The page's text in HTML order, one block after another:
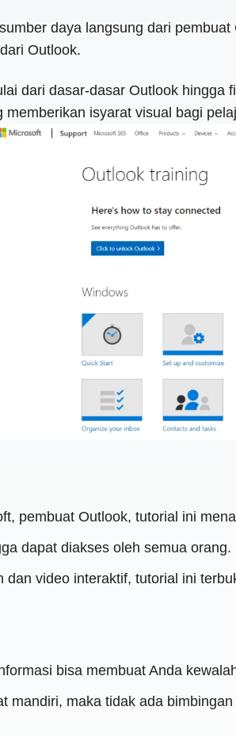
daya langsung dari
Outlook.
dari dasar-dasar Outlook
isyarat visual bagi
pembuat Outlook, tutorial ini
dapat diakses oleh semua orang.
video interaktif, tutorial ini
bisa membuat Anda
mandiri, maka tidak ada